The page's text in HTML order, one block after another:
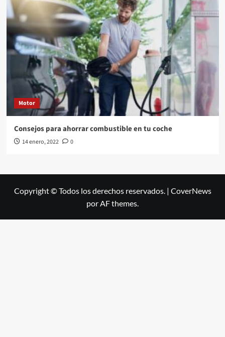
Motor
Consejos para ahorrar combustible en tu coche
14 enero, 2022 0
Copyright © Todos los derechos reservados. | CoverNews
por AF themes.